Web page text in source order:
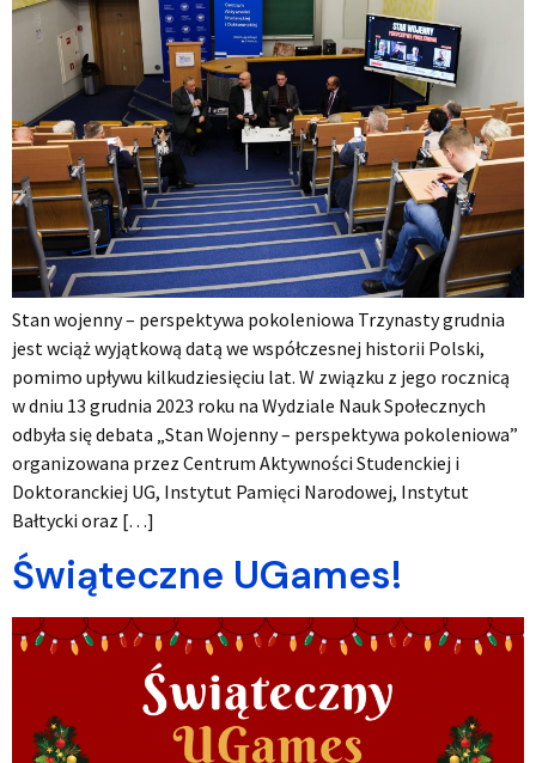
Stan wojenny – perspektywa pokoleniowa Trzynasty grudnia
jest wciąż wyjątkową datą we współczesnej historii Polski,
pomimo upływu kilkudziesięciu lat. W związku z jego rocznicą
w dniu 13 grudnia 2023 roku na Wydziale Nauk Społecznych
odbyła się debata „Stan Wojenny – perspektywa pokoleniowa”
organizowana przez Centrum Aktywności Studenckiej i
Doktoranckiej UG, Instytut Pamięci Narodowej, Instytut
Bałtycki oraz […]
Świąteczne UGames!